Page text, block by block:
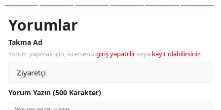
Yorumlar
Takma Ad
Yorum yapmak için, istersenizgiriş yapabilirveya kayıt olabilirsiniz.
Yorum Yazın (500 Karakter)